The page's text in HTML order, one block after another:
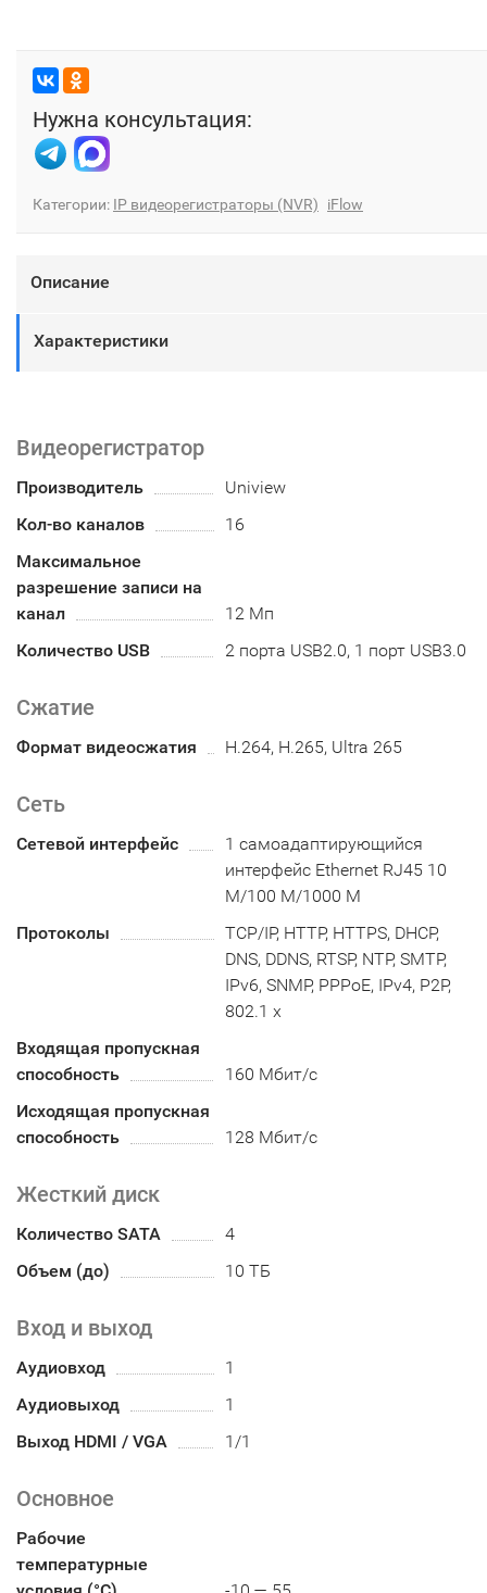
Нужна консультация:
Категории: IP видеорегистраторы (NVR) iFlow
Описание
Характеристики
Видеорегистратор
Производитель
Uniview
Кол-во каналов
16
Максимальное
разрешение записи на
канал
12 Мп
Количество USB
2 порта USB2.0, 1 порт USB3.0
Сжатие
Формат видеосжатия H.264, H.265, Ultra 265
Сеть
Сетевой интерфейс
1 самоадаптирующийся
интерфейс Ethernet RJ45 10
M/100 M/1000 M
Протоколы
TCP/IP, HTTP, HTTPS, DHCP,
DNS, DDNS, RTSP, NTP, SMTP,
IPv6, SNMP, PPPoE, IPv4, P2P,
802.1 x
Входящая пропускная
способность
160 Мбит/с
Исходящая пропускная
способность
128 Мбит/с
Жесткий диск
Количество SATA
4
Объем (до)
10 ТБ
Вход и выход
Аудиовход
1
Аудиовыход
1
Выход HDMI / VGA
1/1
Основное
Рабочие
температурные